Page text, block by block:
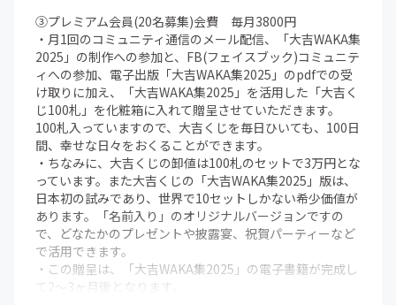
③プレミアム会員(20名募集)会費 毎月3800円
・月1回のコミュニティ通信のメール配信、「大吉WAKA集
2025」の制作への参加と、FB(フェイスブック)コミュニテ
ィへの参加、電子出版「大吉WAKA集2025」のpdfでの受
け取りに加え、「大吉WAKA集2025」を活用した「大吉く
じ100札」を化粧箱に入れて贈呈させていただきます。
100札入っていますので、大吉くじを毎日ひいても、100日
間、幸せな日々をおくることができます。
・ちなみに、大吉くじの卸値は100札のセットで3万円とな
っています。また大吉くじの「大吉WAKA集2025」版は、
日本初の試みであり、世界で10セットしかない希少価値が
あります。「名前入り」のオリジナルバージョンですの
で、どなたかのプレゼントや披露宴、祝賀パーティーなど
で活用できます。
・この贈呈は、「大吉WAKA集2025」の電子書籍が完成し
て2～3ヶ月後となります。